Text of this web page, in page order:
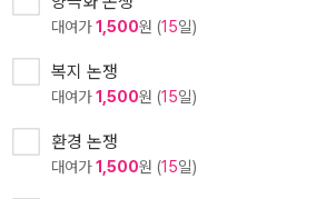
대여가1,500원 (15일)
복지 논쟁
대여가1,500원 (15일)
환경 논쟁
대여가1,500원 (15일)